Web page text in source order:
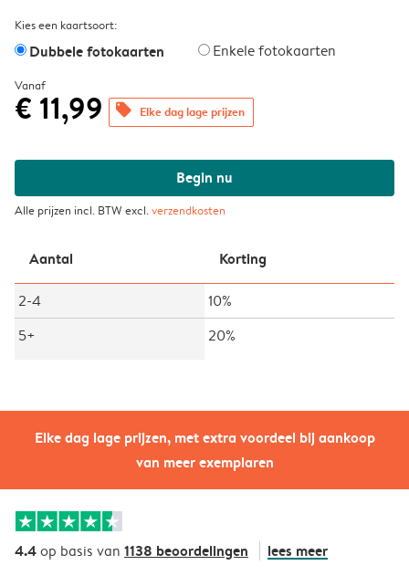
Elke dag lage prijzen, met extra voordeel bij aankoop
van meer exemplaren
Kies een kaartsoort:
Dubbele fotokaarten Enkele fotokaarten
Vanaf
€ 11,99 offers Elke dag lage prijzen
Begin nu
Alle prijzen incl. BTW excl.verzendkosten
Aantal Korting
2-4
10%
5+
20%
4.4op basis van 1138 beoordelingen lees meer